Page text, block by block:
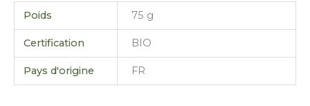
Poids 75 g
Certification BIO
Pays d'origine FR